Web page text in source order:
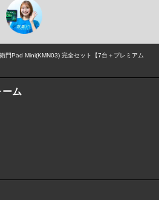
門Pad Mini(KMN03) 完全セット【7台＋プレミアム
ム